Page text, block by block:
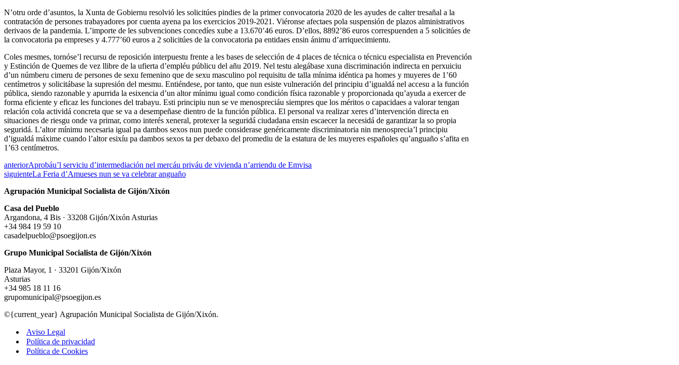
N’otru orde d’asuntos, la Xunta de Gobiernu resolvió les solicitúes pindies de la primer convocatoria 2020 de les ayudes de calter tresañal a la
contratación de persones trabayadores por cuenta ayena pa los exercicios 2019-2021. Viéronse afectaes pola suspensión de plazos alministrativos
derivaos de la pandemia. L’importe de les subvenciones concedíes xube a 13.670’46 euros. D’ellos, 8892’86 euros correspuenden a 5 solicitúes de
la convocatoria pa empreses y 4.777’60 euros a 2 solicitúes de la convocatoria pa entidaes ensin ánimu d’arriquecimientu.
Coles mesmes, tornóse’l recursu de reposición interpuestu frente a les bases de selección de 4 places de técnica o técnicu especialista en Prevención
y Estinción de Quemes de vez llibre de la ufierta d’empléu públicu del añu 2019. Nel testu alegábase xuna discriminación indirecta en perxuiciu
d’un númberu cimeru de persones de sexu femenino que de sexu masculino pol requisitu de talla mínima idéntica pa homes y muyeres de 1’60
centímetros y solicitábase la supresión del mesmu. Entiéndese, por tanto, que nun esiste vulneración del principiu d’igualdá nel accesu a la función
pública, siendo razonable y apurrida la esixencia d’un altor mínimu igual como condición física razonable y proporcionada qu’ayuda a exercer de
forma eficiente y eficaz les funciones del trabayu. Esti principiu nun se ve menospreciáu siempres que los méritos o capacidaes a valorar tengan
relación cola actividá concreta que se va a desempeñase dientro de la función pública. El personal va realizar xeres d’intervención directa en
situaciones de riesgu onde va primar, como interés xeneral, protexer la seguridá ciudadana ensin escaecer la necesidá de garantizar la so propia
seguridá. L’altor mínimu necesaria igual pa dambos sexos nun puede considerase genéricamente discriminatoria nin menosprecia’l principiu
d’igualdá máxime cuando l’altor esixíu pa dambos sexos ta per debaxo del promediu de la estatura de les muyeres españoles qu’anguaño s’afita en
1’63 centímetros.
anteriorAprobáu’l serviciu d’intermediación nel mercáu priváu de vivienda n’arriendu de Emvisa
siguienteLa Feria d’Amueses nun se va celebrar anguaño
Agrupación Municipal Socialista de Gijón/Xixón
Casa del Pueblo
Argandona, 4 Bis · 33208 Gijón/Xixón Asturias
+34 984 19 59 10
casadelpueblo@psoegijon.es
Grupo Municipal Socialista de Gijón/Xixón
Plaza Mayor, 1 · 33201 Gijón/Xixón
Asturias
+34 985 18 11 16
grupomunicipal@psoegijon.es
©{current_year} Agrupación Municipal Socialista de Gijón/Xixón.
Aviso Legal
Política de privacidad
Política de Cookies